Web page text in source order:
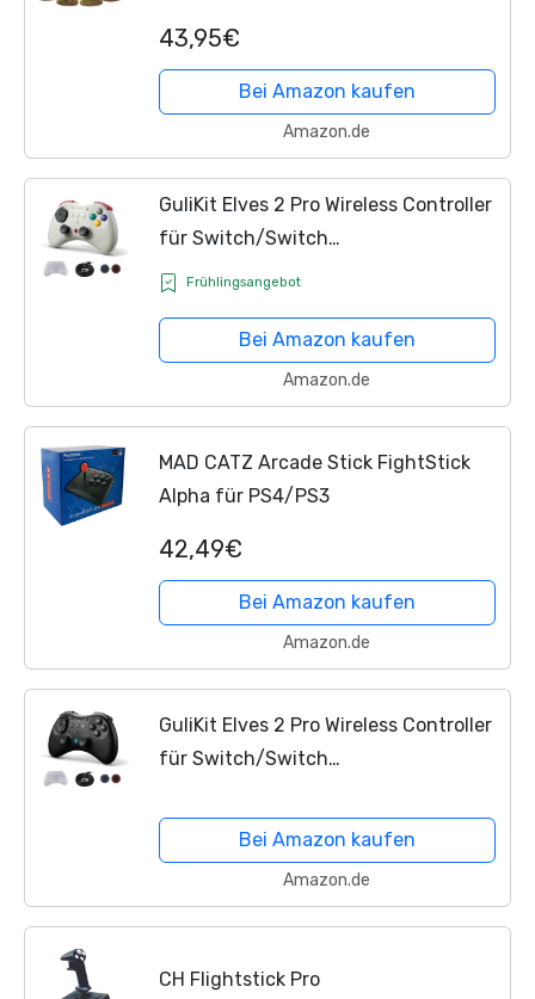
43,95€
Bei Amazon kaufen
Amazon.de
GuliKit Elves 2 Pro Wireless Controller
für Switch/Switch
2/PC/Android/iOS, Bluetooth
1000Hz Abtastrate, Magnetischem...
Frühlingsangebot
Bei Amazon kaufen
Amazon.de
MAD CATZ Arcade Stick FightStick
Alpha für PS4/PS3
42,49€
Bei Amazon kaufen
Amazon.de
GuliKit Elves 2 Pro Wireless Controller
für Switch/Switch
Controller mit Hall Effekt Joystick,
1000Hz Abtastrate, Magnetischem...
Bei Amazon kaufen
Amazon.de
CH Flightstick Pro